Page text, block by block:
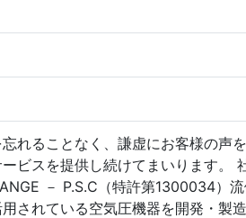
れることなく、謙虚にお客様の声
ビスを提供し続けてまいります。
－ P.S.C（特許第1300034）
されている空気圧機器を開発・製